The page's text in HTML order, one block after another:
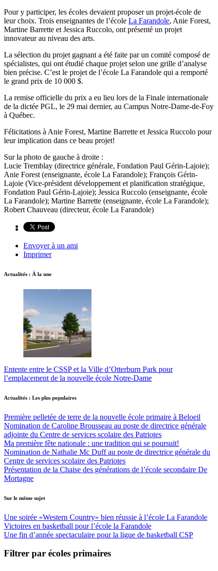
Pour y participer, les écoles devaient proposer un projet-école de
leur choix. Trois enseignantes de l’école La Farandole, Anie Forest,
Martine Barrette et Jessica Ruccolo, ont présenté un projet
innovateur au niveau des arts.
La sélection du projet gagnant a été faite par un comité composé de
spécialistes, qui ont étudié chaque projet selon une grille d’analyse
bien précise. C’est le projet de l’école La Farandole qui a remporté
le grand prix de 10 000 $.
La remise officielle du prix a eu lieu lors de la Finale internationale
de la dictée PGL, le 29 mai dernier, au Campus Notre-Dame-de-Foy
à Québec.
Félicitations à Anie Forest, Martine Barrette et Jessica Ruccolo pour
leur implication dans ce beau projet!
Sur la photo de gauche à droite :
Lucie Tremblay (directrice générale, Fondation Paul Gérin-Lajoie);
Anie Forest (enseignante, école La Farandole); François Gérin-
Lajoie (Vice-président développement et planification stratégique,
Fondation Paul Gérin-Lajoie); Jessica Ruccolo (enseignante, école
La Farandole); Martine Barrette (enseignante, école La Farandole);
Robert Chauveau (directeur, école La Farandole)
Envoyer à un ami
Imprimer
Actualités : À la une
Entente entre le CSSP et la Ville d’Otterburn Park pour
l’emplacement de la nouvelle école Notre-Dame
Actualités : Les plus populaires
Première pelletée de terre de la nouvelle école primaire à Beloeil
Nomination de Caroline Brousseau au poste de directrice générale
adjointe du Centre de services scolaire des Patriotes
Ma première fête nationale : une tradition qui se poursuit!
Nomination de Nathalie Mc Duff au poste de directrice générale du
Centre de services scolaire des Patriotes
Présentation de la Chaise des générations de l’école secondaire De
Mortagne
Sur le même sujet
Une soirée «Western Country» bien réussie à l’école La Farandole
Victoires en basketball pour l’école la Farandole
Une fin d’année spectaculaire pour la ligue de basketball CSP
Filtrer par écoles primaires